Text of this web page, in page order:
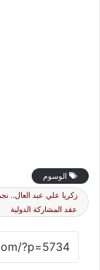
الوسوم
زكريا علي عبد العال..
عقد المشاركة الدولية